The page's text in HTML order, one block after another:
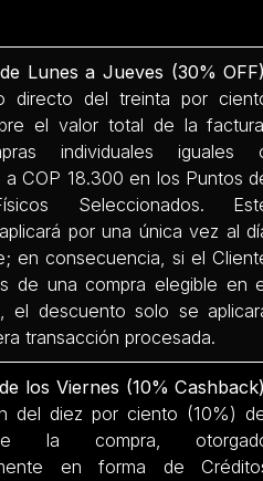
Lunes a Jueves (30%
directo del treinta por
el valor total de la
individuales iguales
a COP 18.300 en los Puntos
Seleccionados.
por una única vez al
en consecuencia, si el
de una compra elegible en
el descuento solo se
transacción procesada.
los Viernes (10%
del diez por ciento (10%)
la compra,
en forma de